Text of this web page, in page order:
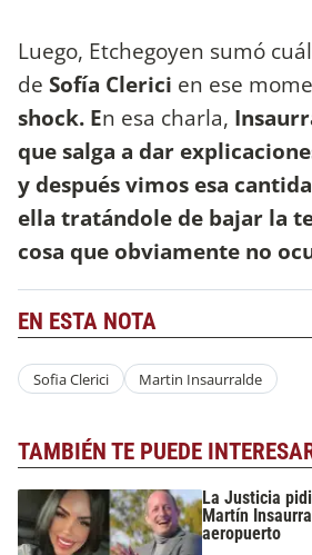
Luego, Etchegoyen sumó
de Sofía Clerici en ese
shock. En esa charla,
que salga a dar
y después vimos esa
ella tratándole de bajar la
cosa que obviamente no
EN ESTA NOTA
Sofia Clerici Martin Insaurralde
TAMBIÉN TE PUEDE
La Justicia
Martín
aeropuerto